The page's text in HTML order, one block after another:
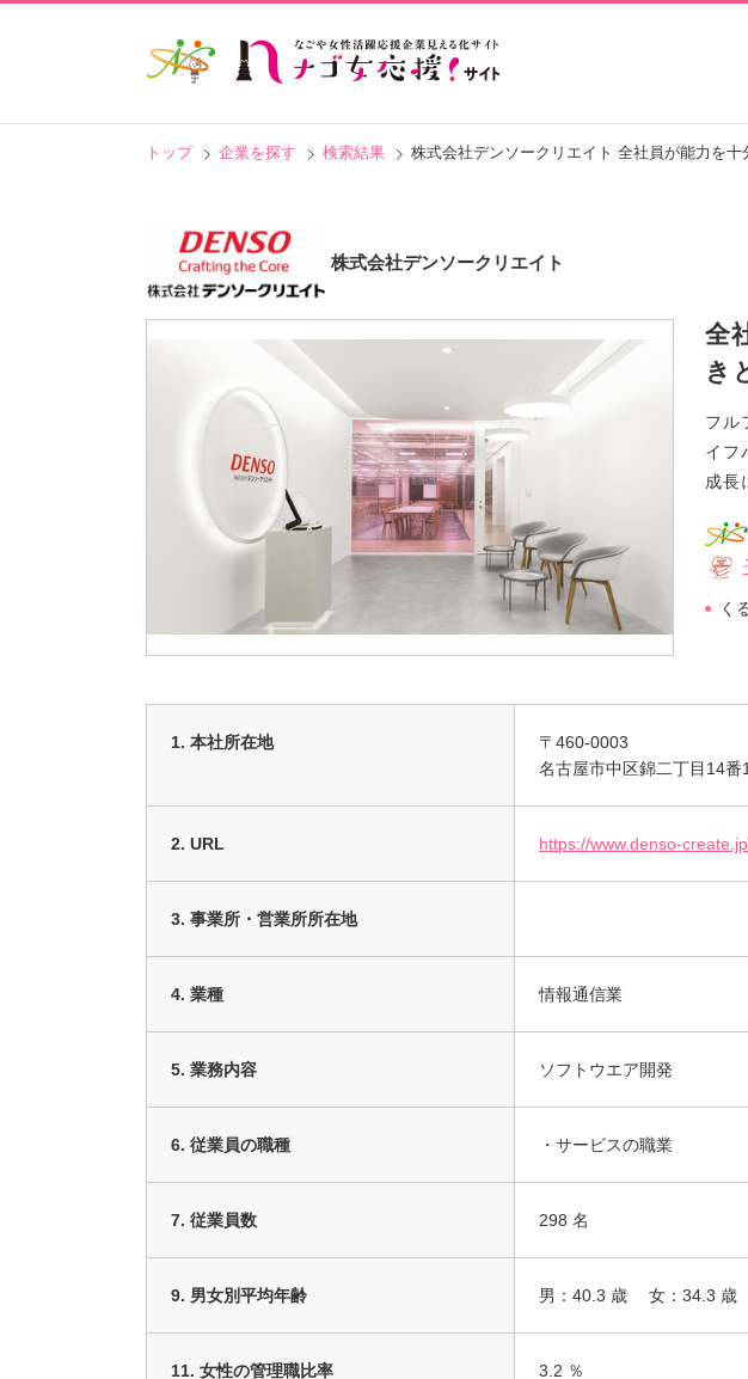
トップ 企業を探す 検索結果 株式会社デンソークリエイト 全社員が能力を
株式会社デンソークリエイト
全
き
フル
イフ
成長
く
1. 本社所在地
〒460-0003
名古屋市中区錦二丁目14番
2. URL https://www.denso-
3. 事業所・営業所所在地
4. 業種 情報通信業
5. 業務内容 ソフトウエア開発
6. 従業員の職種 ・サービスの職業
7. 従業員数 298 名
9. 男女別平均年齢 男：40.3 歳 女：34.3 歳
11. 女性の管理職比率 3.2 ％